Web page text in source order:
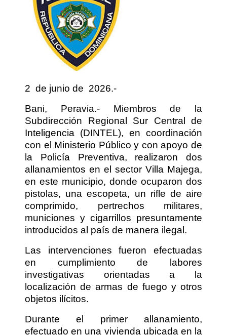
2 de junio de 2026.-
Bani, Peravia.- Miembros de la
Subdirección Regional Sur Central de
Inteligencia (DINTEL), en coordinación
con el Ministerio Público y con apoyo de
la Policía Preventiva, realizaron dos
allanamientos en el sector Villa Majega,
en este municipio, donde ocuparon dos
pistolas, una escopeta, un rifle de aire
comprimido, pertrechos militares,
municiones y cigarrillos presuntamente
introducidos al país de manera ilegal.
Las intervenciones fueron efectuadas
en cumplimiento de labores
investigativas orientadas a la
localización de armas de fuego y otros
objetos ilícitos.
Durante el primer allanamiento,
efectuado en una vivienda ubicada en la